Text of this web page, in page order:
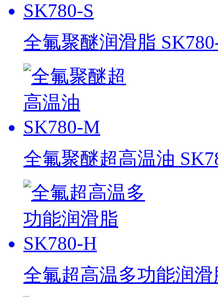
全氟聚醚润滑脂
全氟聚醚超高温油
全氟超高温多功能润滑